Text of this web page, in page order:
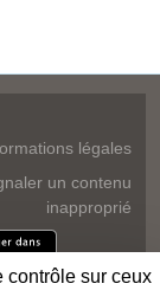
légales
un contenu
inapproprié
contrôle sur ceux